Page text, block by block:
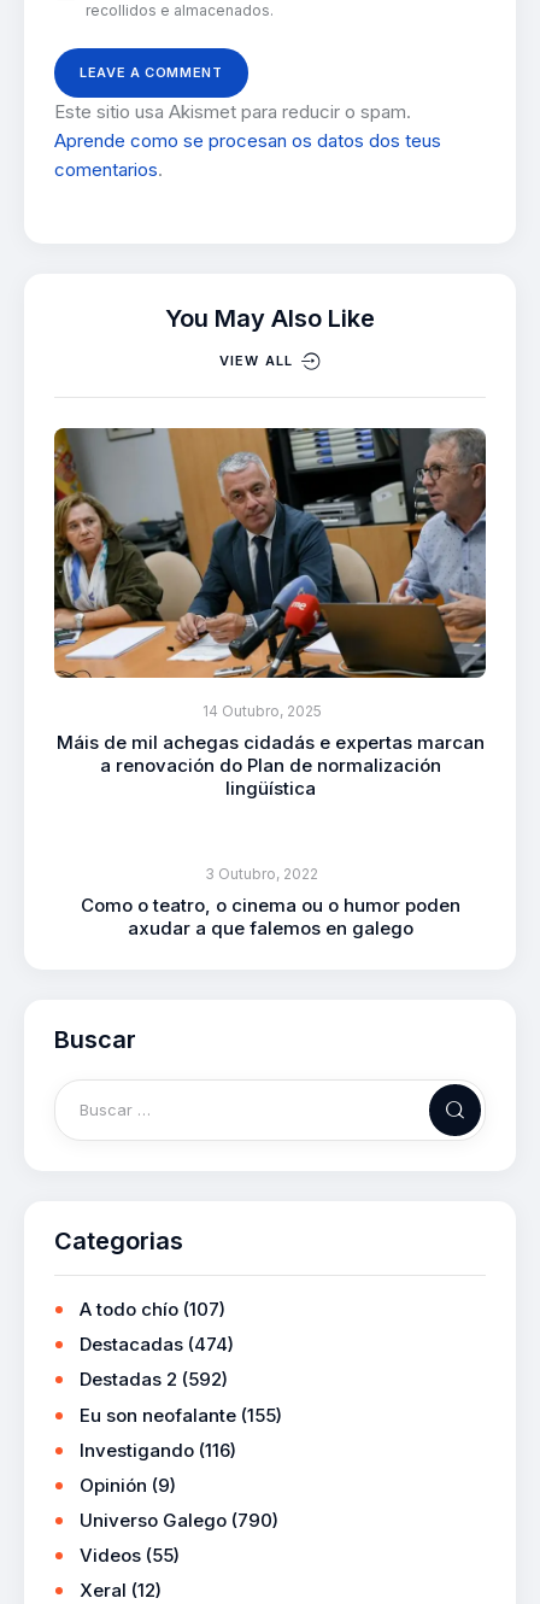
recollidos e almacenados.
Este sitio usa Akismet para reducir o spam.
Aprende como se procesan os datos dos teus
comentarios.
You May Also Like
VIEW ALL
14 Outubro, 2025
Máis de mil achegas cidadás e expertas marcan
a renovación do Plan de normalización
lingüística
3 Outubro, 2022
Como o teatro, o cinema ou o humor poden
axudar a que falemos en galego
Buscar
Categorias
A todo chío (107)
Destacadas (474)
Destadas 2 (592)
Eu son neofalante (155)
Investigando (116)
Opinión (9)
Universo Galego (790)
Videos (55)
Xeral (12)